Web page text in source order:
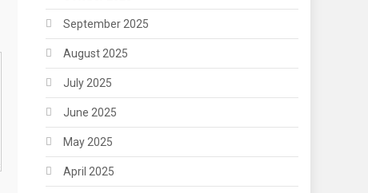
September 2025
August 2025
July 2025
June 2025
May 2025
April 2025